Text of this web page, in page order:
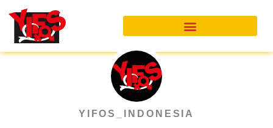
content
YIFOS_INDONESIA